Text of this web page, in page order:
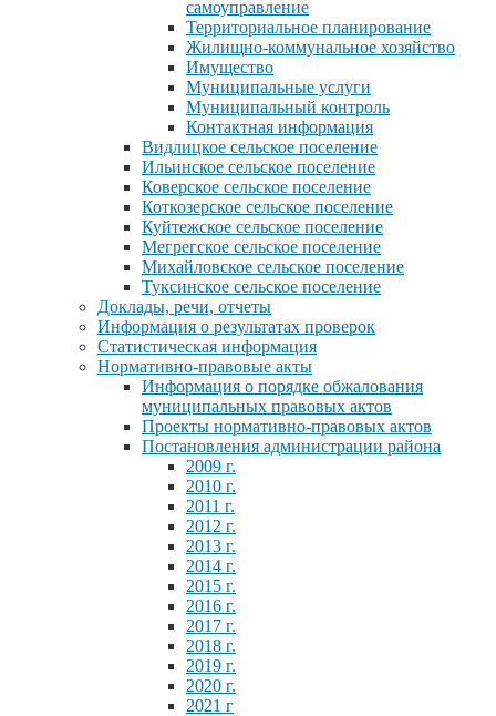
самоуправление
Территориальное планирование
Жилищно-коммунальное хозяйство
Имущество
Муниципальные услуги
Муниципальный контроль
Контактная информация
Видлицкое сельское поселение
Ильинское сельское поселение
Коверское сельское поселение
Коткозерское сельское поселение
Куйтежское сельское поселение
Мегрегское сельское поселение
Михайловское сельское поселение
Туксинское сельское поселение
Доклады, речи, отчеты
Информация о результатах проверок
Статистическая информация
Нормативно-правовые акты
Информация о порядке обжалования
муниципальных правовых актов
Проекты нормативно-правовых актов
Постановления администрации района
2009 г.
2010 г.
2011 г.
2012 г.
2013 г.
2014 г.
2015 г.
2016 г.
2017 г.
2018 г.
2019 г.
2020 г.
2021 г